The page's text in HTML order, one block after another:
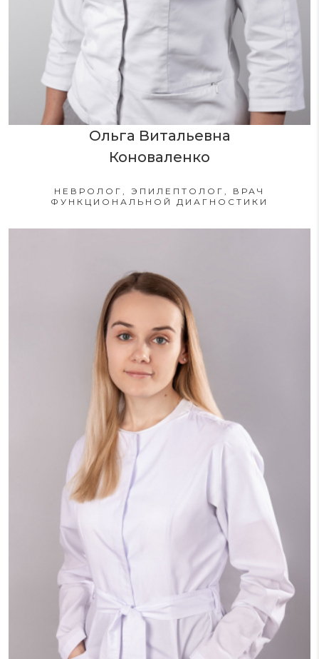
Ольга Витальевна
Коноваленко
НЕВРОЛОГ, ЭПИЛЕПТОЛОГ, ВРАЧ
ФУНКЦИОНАЛЬНОЙ ДИАГНОСТИКИ